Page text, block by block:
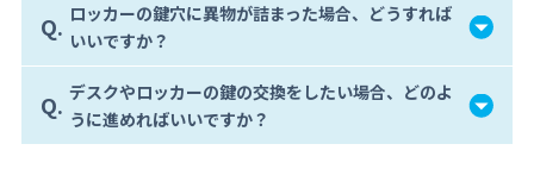
Q. ロッカーの鍵穴に異物が詰まった場合、どうすれば
いいですか？
Q. デスクやロッカーの鍵の交換をしたい場合、どのよ
うに進めればいいですか？